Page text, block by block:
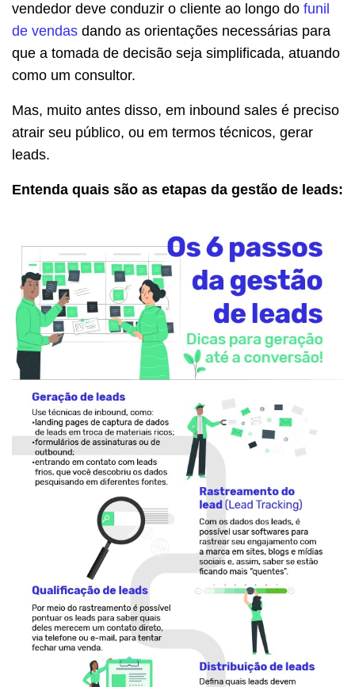
vendedor deve conduzir o cliente ao longo do funil
de vendas dando as orientações necessárias para
que a tomada de decisão seja simplificada, atuando
como um consultor.
Mas, muito antes disso, em inbound sales é preciso
atrair seu público, ou em termos técnicos, gerar
leads.
Entenda quais são as etapas da gestão de leads: